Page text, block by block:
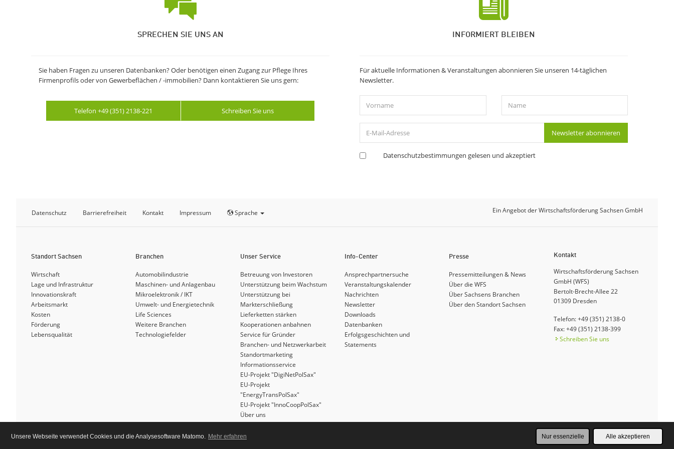
Unsere Webseite verwendet Cookies und die Analysesoftware Matomo. Mehr erfahren Nur essenzielle Alle akzeptieren
SPRECHEN SIE UNS AN
Sie haben Fragen zu unseren Datenbanken? Oder benötigen einen Zugang zur Pflege Ihres
Firmenprofils oder von Gewerbeflächen / -immobilien? Dann kontaktieren Sie uns gern:
Telefon +49 (351) 2138-221 Schreiben Sie uns
INFORMIERT BLEIBEN
Für aktuelle Informationen & Veranstaltungen abonnieren Sie unseren 14-täglichen
Newsletter.
Mail-
Adresse
Newsletter abonnieren
Datenschutzbestimmungen gelesen und akzeptiert
Datenschutz Barrierefreiheit Kontakt Impressum Sprache Ein Angebot der Wirtschaftsförderung Sachsen GmbH
Standort Sachsen
Wirtschaft
Lage und Infrastruktur
Innovationskraft
Arbeitsmarkt
Kosten
Förderung
Lebensqualität
Branchen
Automobilindustrie
Maschinen- und Anlagenbau
Mikroelektronik / IKT
Umwelt- und Energietechnik
Life Sciences
Weitere Branchen
Technologiefelder
Unser Service
Betreuung von Investoren
Unterstützung beim Wachstum
Unterstützung bei
Markterschließung
Lieferketten stärken
Kooperationen anbahnen
Service für Gründer
Branchen- und Netzwerkarbeit
Standortmarketing
Informationsservice
EU-Projekt "DigiNetPolSax"
EU-Projekt
"EnergyTransPolSax"
EU-Projekt "InnoCoopPolSax"
Über uns
Info-Center
Ansprechpartnersuche
Veranstaltungskalender
Nachrichten
Newsletter
Downloads
Datenbanken
Erfolgsgeschichten und
Statements
Presse
Pressemitteilungen & News
Über die WFS
Über Sachsens Branchen
Über den Standort Sachsen
Kontakt
Wirtschaftsförderung Sachsen
GmbH (WFS)
Bertolt-Brecht-Allee 22
01309 Dresden
Telefon: +49 (351) 2138-0
Fax: +49 (351) 2138-399
Schreiben Sie uns